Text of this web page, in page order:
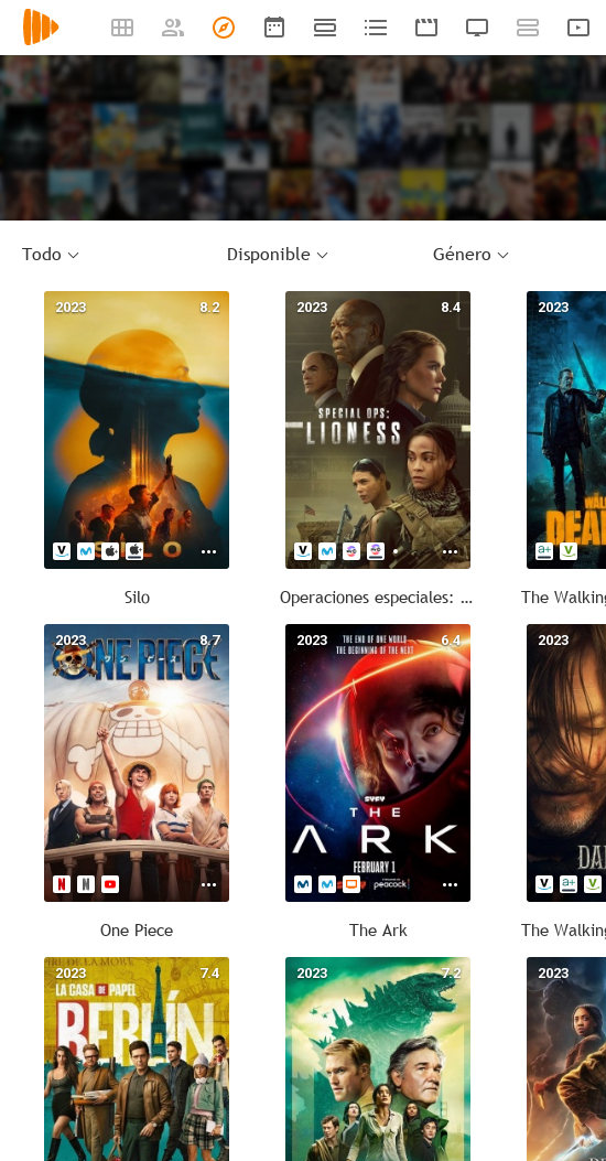
Todo Disponible Género
8.2
2023
Silo
8.4
2023
Operaciones especiales: Lioness
2023
8.7
2023
One Piece
6.4
2023
The Ark
2023
7.4
2023 7.2
2023 2023